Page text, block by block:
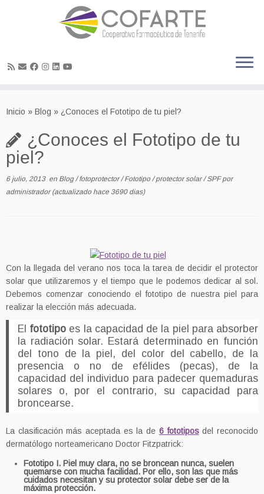
Inicio » Blog » ¿Conoces el Fototipo de tu piel?
¿Conoces el Fototipo de tu
piel?
6 julio, 2013en Blog/fotoprotector/Fototipo /protector solar/SPFpor
administrador(actualizado hace 3690 dias)
Con la llegada del verano nos toca la tarea de decidir el protector
solar que utilizaremos y el tiempo que le podemos dedicar al sol.
Debemos comenzar conociendo el fototipo de nuestra piel para
realizar la elección más adecuada.
El fototipo es la capacidad de la piel para absorber
la radiación solar. Estará determinado en función
del tono de la piel, del color del cabello, de la
presencia o no de efélides (pecas), de la
capacidad del individuo para padecer quemaduras
solares o, por el contrario, su capacidad para
broncearse.
La clasificación más aceptada es la de 6 fototiposdel reconocido
dermatólogo norteamericano Doctor Fitzpatrick:
Fototipo I. Piel muy clara, no se broncean nunca, suelen
quemarse con mucha facilidad. Por ello, son las que más
cuidados necesitan y su protector solar debe ser de la
máxima protección.